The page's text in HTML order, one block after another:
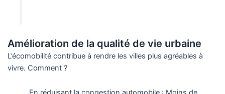
Amélioration de la qualité de vie urbaine
L’écomobilité contribue à rendre les villes plus agréables à
vivre. Comment ?